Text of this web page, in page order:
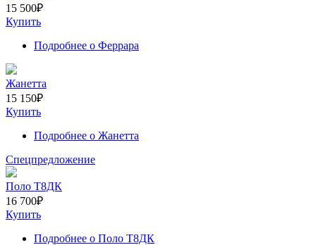
15 500₽
Купить
Подробнее о Феррара
Жанетта
15 150₽
Купить
Подробнее о Жанетта
Спецпредложение
Поло Т8ДК
16 700₽
Купить
Подробнее о Поло Т8ДК